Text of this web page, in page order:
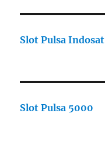
Slot Pulsa Indosat
Slot Pulsa 5000